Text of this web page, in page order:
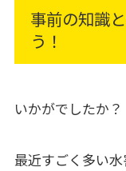
事前の知識
う！
いかがでしたか？
最近すごく多い